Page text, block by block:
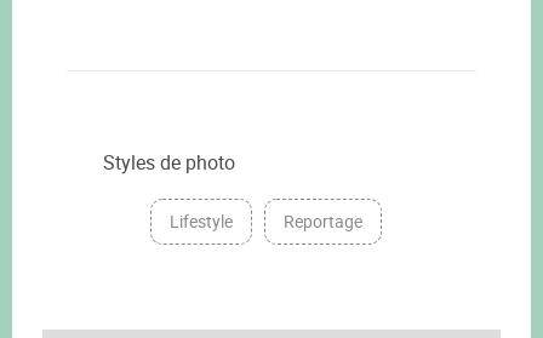
Styles de photo
Lifestyle Reportage